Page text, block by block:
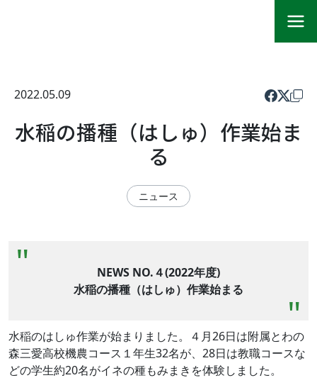
2022.05.09
水稲の播種（はしゅ）作業始ま
る
ニュース
NEWS NO.４(2022年度)
水稲の播種（はしゅ）作業始まる
水稲のはしゅ作業が始まりました。４月26日は附属とわの
森三愛高校機農コース１年生32名が、28日は教職コースな
どの学生約20名がイネの種もみまきを体験しました。